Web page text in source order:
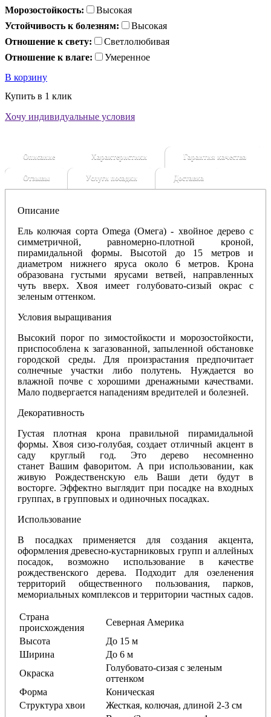
Морозостойкость:
Высокая
Устойчивость к болезням:
Высокая
Отношение к свету:
Светлолюбивая
Отношение к влаге:
Умеренное
В корзину
Купить в 1 клик
Хочу индивидуальные условия
Описание Характеристики Гарантия качества
Отзывы Услуги посадки Доставка
Описание
Ель колючая сорта Omega (Омега) - хвойное дерево с
симметричной, равномерно-плотной кроной,
пирамидальной формы. Высотой до 15 метров и
диаметром нижнего яруса около 6 метров. Крона
образована густыми ярусами ветвей, направленных
чуть вверх. Хвоя имеет голубовато-сизый окрас с
зеленым оттенком.
Условия выращивания
Высокий порог по зимостойкости и морозостойкости,
приспособлена к загазованной, запыленной обстановке
городской среды. Для произрастания предпочитает
солнечные участки либо полутень. Нуждается во
влажной почве с хорошими дренажными качествами.
Мало подвергается нападениям вредителей и болезней.
Декоративность
Густая плотная крона правильной пирамидальной
формы. Хвоя сизо-голубая, создает отличный акцент в
саду круглый год. Это дерево несомненно
станет Вашим фаворитом. А при использовании, как
живую Рождественскую ель Ваши дети будут в
восторге. Эффектно выглядит при посадке на входных
группах, в групповых и одиночных посадках.
Использование
В посадках применяется для создания акцента,
оформления древесно-кустарниковых групп и аллейных
посадок, возможно использование в качестве
рождественского дерева. Подходит для озеленения
территорий общественного пользования, парков,
мемориальных комплексов и территории частных садов.
Страна
происхождения
Северная Америка
Высота
До 15 м
Ширина
До 6 м
Окраска
Голубовато-сизая с зеленым
оттенком
Форма
Коническая
Структура хвои
Жесткая, колючая, длиной 2-3 см